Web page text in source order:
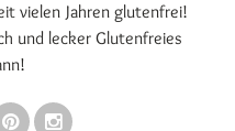
vielen Jahren glutenfrei!
und lecker Glutenfreies